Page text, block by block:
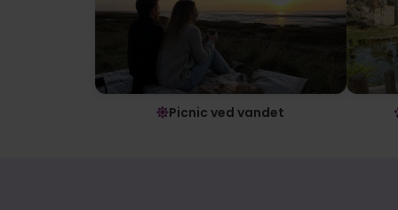
Picnic ved vandet